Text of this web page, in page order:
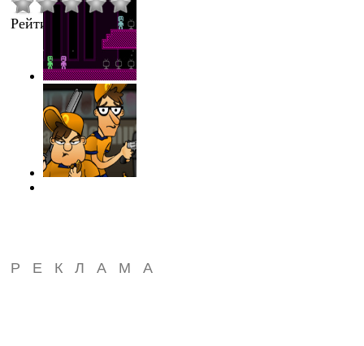
Рейтинг
РЕКЛАМА